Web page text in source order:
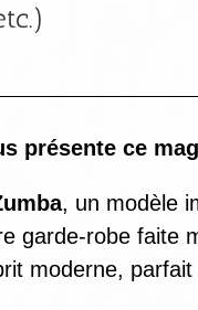
présente ce
, un modèle
garde-robe faite
moderne,